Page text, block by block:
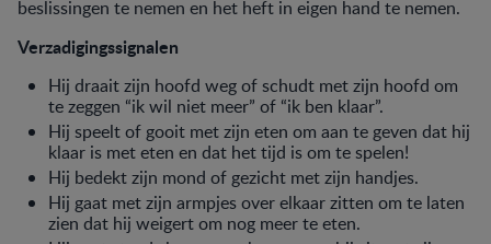
beslissingen te nemen en het heft in eigen hand te nemen.
Verzadigingssignalen
Hij draait zijn hoofd weg of schudt met zijn hoofd om
te zeggen “ik wil niet meer” of “ik ben klaar”.
Hij speelt of gooit met zijn eten om aan te geven dat hij
klaar is met eten en dat het tijd is om te spelen!
Hij bedekt zijn mond of gezicht met zijn handjes.
Hij gaat met zijn armpjes over elkaar zitten om te laten
zien dat hij weigert om nog meer te eten.